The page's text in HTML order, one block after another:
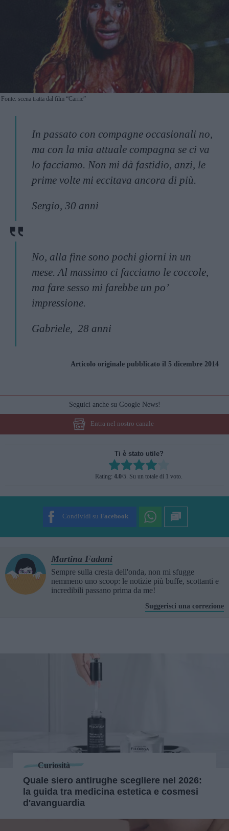
Fonte: scena tratta dal film “Carrie”
In passato con compagne occasionali no,
ma con la mia attuale compagna se ci va
lo facciamo. Non mi dà fastidio, anzi, le
prime volte mi eccitava ancora di più.
Sergio, 30 anni
No, alla fine sono pochi giorni in un
mese. Al massimo ci facciamo le coccole,
ma fare sesso mi farebbe un po’
impressione.
Gabriele, 28 anni
Articolo originale pubblicato il 5 dicembre 2014
Seguici anche su Google News!
Entra nel nostro canale
Ti è stato utile?
Rate this item:
SUBMIT RATING
Rating: 4.0/5. Su un totale di 1 voto.
Condividi su Facebook
Martina Fadani
Sempre sulla cresta dell'onda, non mi sfugge
nemmeno uno scoop: le notizie più buffe, scottanti e
incredibili passano prima da me!
Suggerisci una correzione
Curiosità
Quale siero antirughe scegliere nel 2026:
la guida tra medicina estetica e cosmesi
d'avanguardia